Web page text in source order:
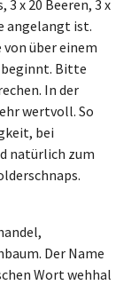
3 x 20 Beeren, 3 x
angelangt ist.
von über einem
beginnt. Bitte
In der
wertvoll. So
bei
natürlich zum
Der Name
Wort wehhal